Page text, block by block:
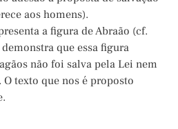
aos homens).
a figura de Abraão (cf.
que essa figura
não foi salva pela Lei nem
texto que nos é proposto